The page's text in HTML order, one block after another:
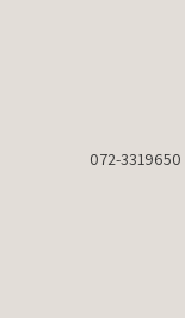
072-3319650